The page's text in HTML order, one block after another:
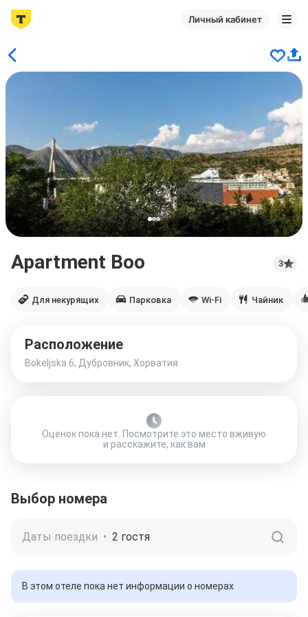
Личный кабинет
Apartment Boo 3
Для некурящих Парковка Wi-Fi Чайник
Расположение
Bokeljska 6, Дубровник, Хорватия
Оценок пока нет. Посмотрите это место вживую
и расскажите, как вам
Выбор номера
Даты поездки • 2 гостя
В этом отеле пока нет информации о номерах